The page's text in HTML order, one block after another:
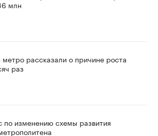
млн
рассказали о причине роста
раз
по изменению схемы развития